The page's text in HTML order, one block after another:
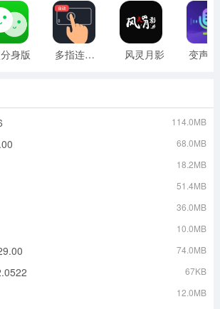
身版 多指连点器 风灵月影
114.0MB
68.0MB
18.2MB
51.4MB
36.0MB
10.0MB
74.0MB
67KB
12.0MB